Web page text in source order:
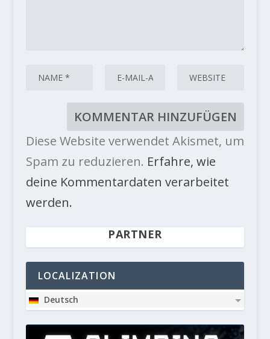
Diese Website verwendet Akismet, um
Spam zu reduzieren. Erfahre, wie
deine Kommentardaten verarbeitet
werden.
PARTNER
LOCALIZATION
Deutsch